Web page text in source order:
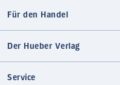
Für den Handel
Der Hueber Verlag
Service